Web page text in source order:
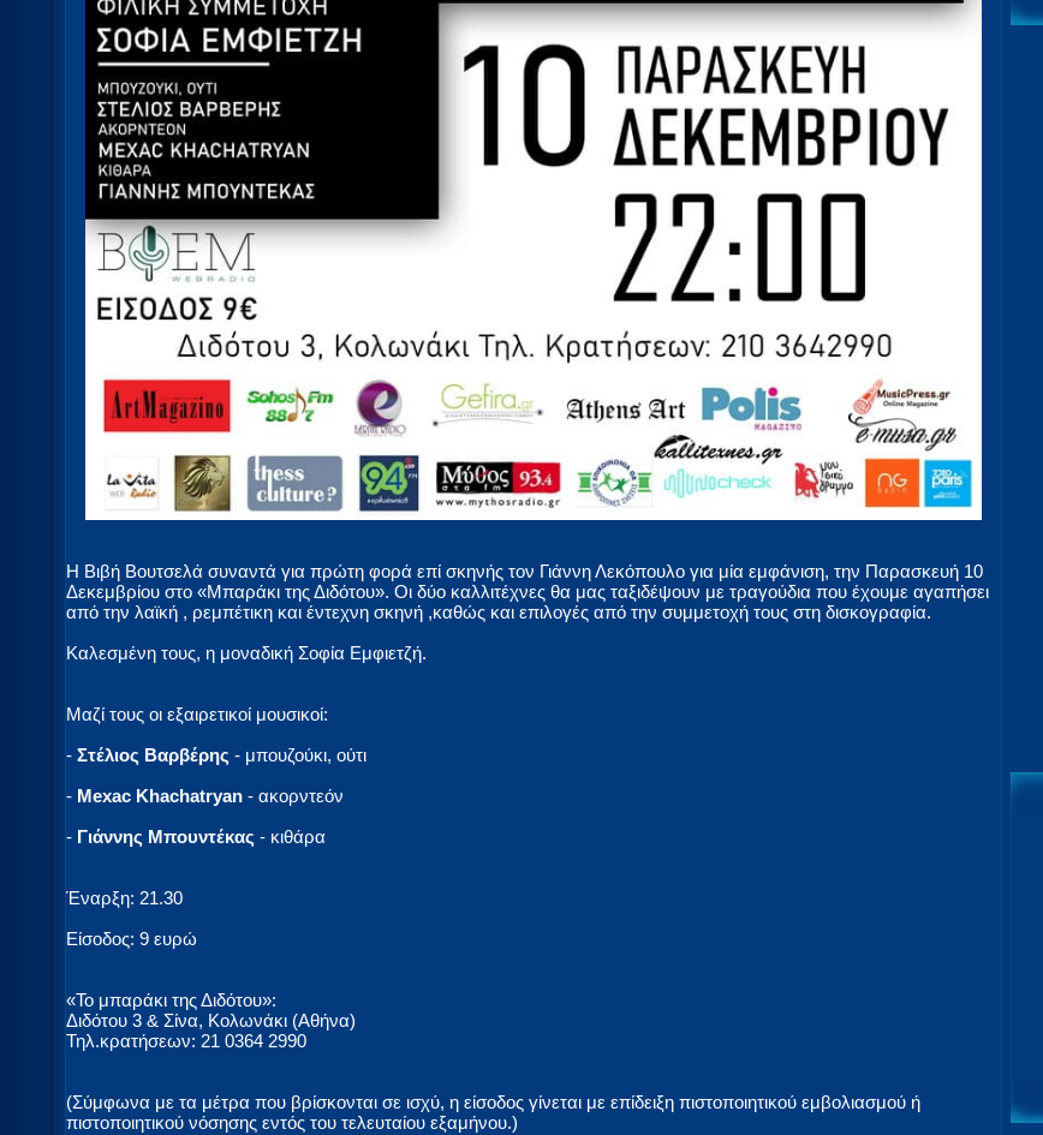
Η Βιβή Βουτσελά συναντά για πρώτη φορά επί σκηνής τον Γιάννη Λεκόπουλο για μία εμφάνιση, την Παρασκευή 10
Δεκεμβρίου στο «Μπαράκι της Διδότου». Οι δύο καλλιτέχνες θα μας ταξιδέψουν με τραγούδια που έχουμε αγαπήσει
από την λαϊκή , ρεμπέτικη και έντεχνη σκηνή ,καθώς και επιλογές από την συμμετοχή τους στη δισκογραφία.
Καλεσμένη τους, η μοναδική Σοφία Εμφιετζή.
Μαζί τους οι εξαιρετικοί μουσικοί:
- Στέλιος Βαρβέρης - μπουζούκι, ούτι
- Mexac Khachatryan - ακορντεόν
- Γιάννης Μπουντέκας - κιθάρα
Έναρξη: 21.30
Είσοδος: 9 ευρώ
«Το μπαράκι της Διδότου»:
Διδότου 3 & Σίνα, Κολωνάκι (Αθήνα)
Τηλ.κρατήσεων: 21 0364 2990
(Σύμφωνα με τα μέτρα που βρίσκονται σε ισχύ, η είσοδος γίνεται με επίδειξη πιστοποιητικού εμβολιασμού ή
πιστοποιητικού νόσησης εντός του τελευταίου εξαμήνου.)